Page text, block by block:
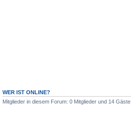
WER IST ONLINE?
Mitglieder in diesem Forum: 0 Mitglieder und 14 Gäste